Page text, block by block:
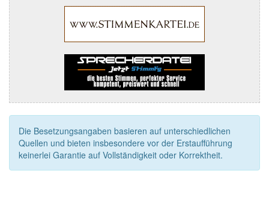
Die Besetzungsangaben basieren auf unterschiedlichen
Quellen und bieten insbesondere vor der Erstaufführung
keinerlei Garantie auf Vollständigkeit oder Korrektheit.